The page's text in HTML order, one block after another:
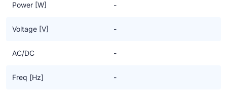
Power [W] -
Voltage [V] -
AC/DC -
Freq [Hz] -